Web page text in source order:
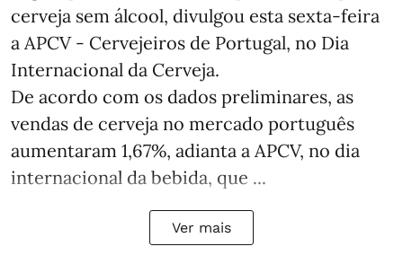
cerveja sem álcool, divulgou esta sexta-feira
a APCV - Cervejeiros de Portugal, no Dia
Internacional da Cerveja.
De acordo com os dados preliminares, as
vendas de cerveja no mercado português
aumentaram 1,67%, adianta a APCV, no dia
internacional da bebida, que ...
Ver mais